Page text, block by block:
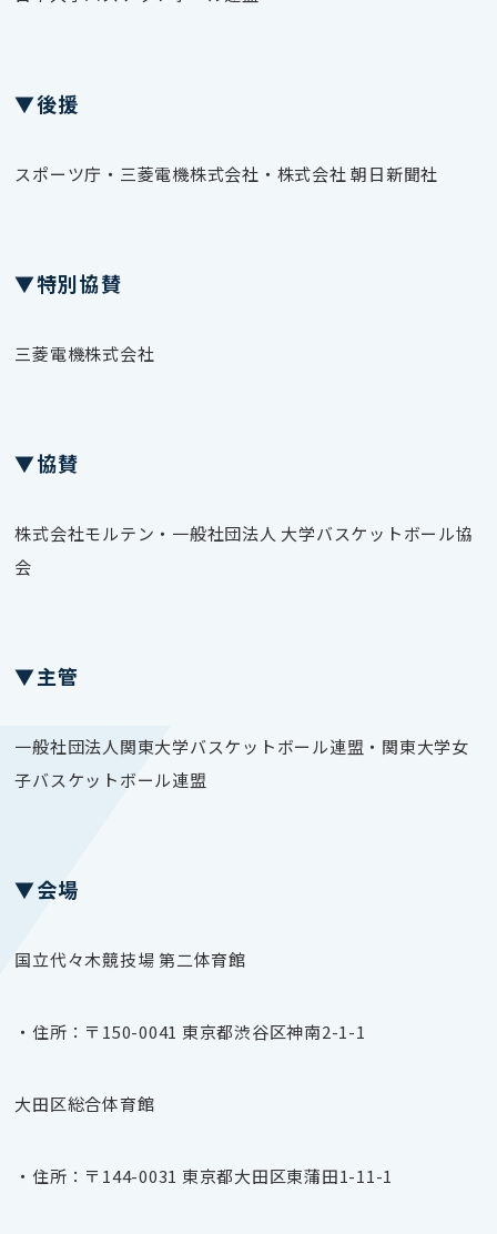
▼後援
スポーツ庁・三菱電機株式会社・株式会社 朝日新聞社
▼特別協賛
三菱電機株式会社
▼協賛
株式会社モルテン・一般社団法人 大学バスケットボール協
会
▼主管
一般社団法人関東大学バスケットボール連盟・関東大学女
子バスケットボール連盟
▼会場
国立代々木競技場 第二体育館
・住所：〒150-0041 東京都渋谷区神南2-1-1
大田区総合体育館
・住所：〒144-0031 東京都大田区東蒲田1-11-1